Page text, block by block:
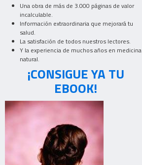
Una obra de más de 3.000 páginas de valor
incalculable.
Información extraordinaria que mejorará tu
salud.
La satisfación de todos nuestros lectores.
Y la experiencia de muchos años en medicina
natural.
¡CONSIGUE YA TU
EBOOK!